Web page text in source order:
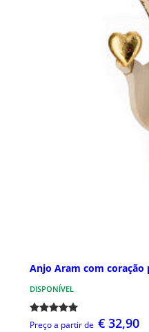
Anjo Aram com coração
DISPONÍVEL
Preço a partir de € 32,90